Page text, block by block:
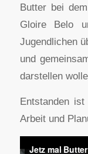
Butter bei
Gloire Belo
Jugendlichen
und
darstellen
Entstanden
Arbeit und